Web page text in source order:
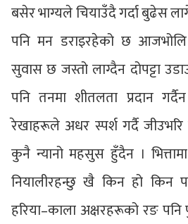
बसेर भाग्यले चियाउँदै गर्दा बुढेस
पनि मन डराइरहेको छ
सुवास छ जस्तो लाग्दैन दोपट्टा
पनि तनमा शीतलता प्रदान
रेखाहरूले अधर स्पर्श गर्दै
कुनै न्यानो महसुस हुँदैन । भित्तामा
नियालीरहन्छु खै किन हो किन
हरिया–काला अक्षरहरूको रङ पनि